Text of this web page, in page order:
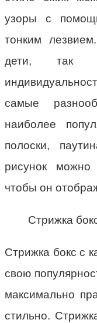
узоры с
тонким
дети, так
самые
наиболее
полоски,
рисунок можно
чтобы он
Стрижка
Стрижка бокс с
свою
максимально
стильно.